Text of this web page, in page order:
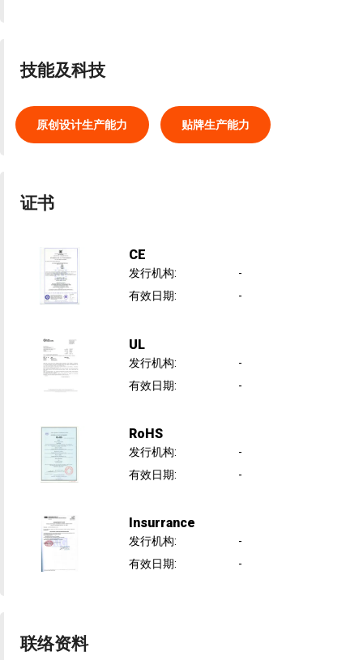
技能及科技
原创设计生产能力 贴牌生产能力
证书
CE
发行机构:
-
有效日期: -
UL
发行机构:
-
有效日期: -
RoHS
发行机构:
-
有效日期: -
Insurrance
发行机构:
-
有效日期: -
联络资料